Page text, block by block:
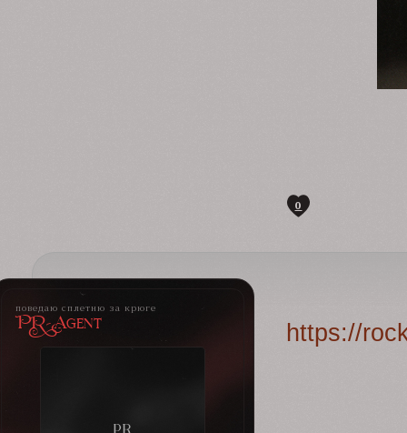
0
поведаю сплетню за крюге
PR-Agent https://